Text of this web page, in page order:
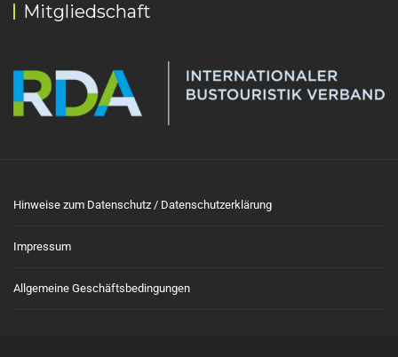
Mitgliedschaft
Hinweise zum Datenschutz / Datenschutzerklärung
Impressum
Allgemeine Geschäftsbedingungen